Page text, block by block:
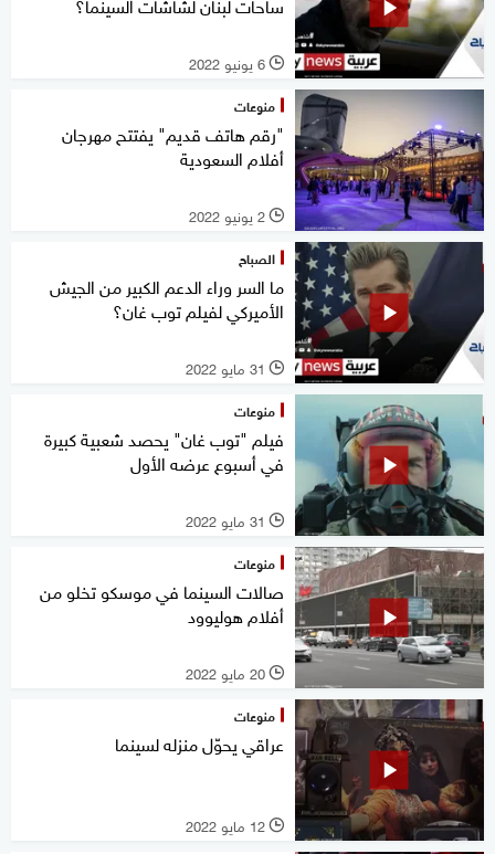
l 6 يونيو 2022
منوعات
"رقم هاتف قديم" يفتتح مهرجان
أفلام السعودية
l 2 يونيو 2022
الصباح
ما السر وراء الدعم الكبير من الجيش
الأميركي لفيلم توب غان؟
l 31 مايو 2022
منوعات
فيلم "توب غان" يحصد شعبية كبيرة
في أسبوع عرضه الأول
l 31 مايو 2022
منوعات
صالات السينما في موسكو تخلو من
أفلام هوليوود
l 20 مايو 2022
منوعات
عراقي يحوّل منزله لسينما
l 12 مايو 2022